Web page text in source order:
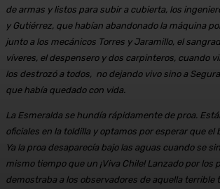
de armas y listos para subir a cubierta, los
y Gutiérrez, que habían abandonado la máquina
junto a los mecánicos Torres y Jaramillo, el
víveres, el despensero y dos carpinteros, cuando
los destrozó a todos, no dejando vivo sino a
que había quedado con vida.
La Esmeralda se hundía rápidamente de proa.
oficiales en la toldilla y optamos por esperar que el
Ya la proa desaparecía bajo las aguas cuando se
mismo tiempo que un ¡Viva Chile! Lanzado por los
demostraba a los observadores de aquella terrible